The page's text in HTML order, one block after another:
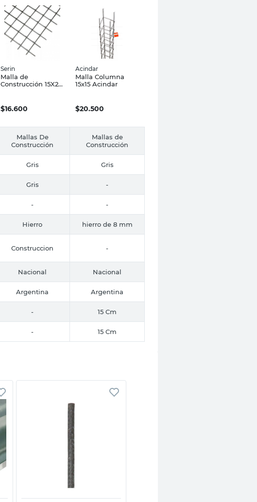
Serin
Malla de
Construcción 15X25
$16.600
Acindar
Malla Columna
15x15 Acindar
$20.500
Mallas De
Construcción
Mallas de
Construcción
Gris Gris
Gris -
- -
Hierro hierro de 8 mm
Construccion -
Nacional Nacional
Argentina Argentina
- 15 Cm
- 15 Cm
Vista rápida